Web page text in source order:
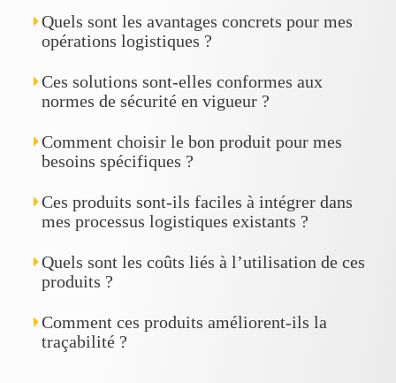
Quels sont les avantages concrets pour mes
opérations logistiques ?
Ces solutions sont-elles conformes aux
normes de sécurité en vigueur ?
Comment choisir le bon produit pour mes
besoins spécifiques ?
Ces produits sont-ils faciles à intégrer dans
mes processus logistiques existants ?
Quels sont les coûts liés à l’utilisation de ces
produits ?
Comment ces produits améliorent-ils la
traçabilité ?